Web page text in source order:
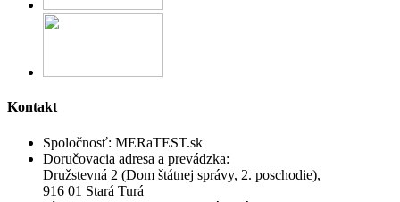
Kontakt
Spoločnosť: MERaTEST.sk
Doručovacia adresa a prevádzka:
Družstevná 2 (Dom štátnej správy, 2. poschodie),
916 01 Stará Turá